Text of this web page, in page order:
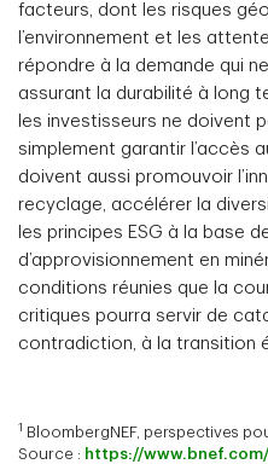
facteurs, dont les risques
l’environnement et les
répondre à la demande qui
assurant la durabilité à long
les investisseurs ne doivent
simplement garantir l’accès
doivent aussi promouvoir
recyclage, accélérer la
les principes ESG à la base
d’approvisionnement en
conditions réunies que la
critiques pourra servir de
contradiction, à la transition
1
BloombergNEF, perspectives
Source : https://